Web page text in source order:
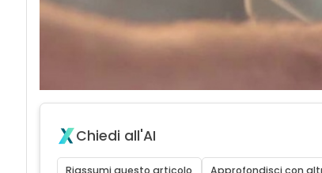
Chiedi all'AI
Riassumi questo articolo Approfondisci con